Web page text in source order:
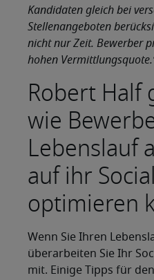
Kandidaten gleich bei
Stellenangeboten
nicht nur Zeit. Bewerber
hohen
Robert Half
wie
Lebenslauf
auf ihr
optimieren
Wenn Sie Ihren
überarbeiten Sie Ihr
mit. Einige Tipps für